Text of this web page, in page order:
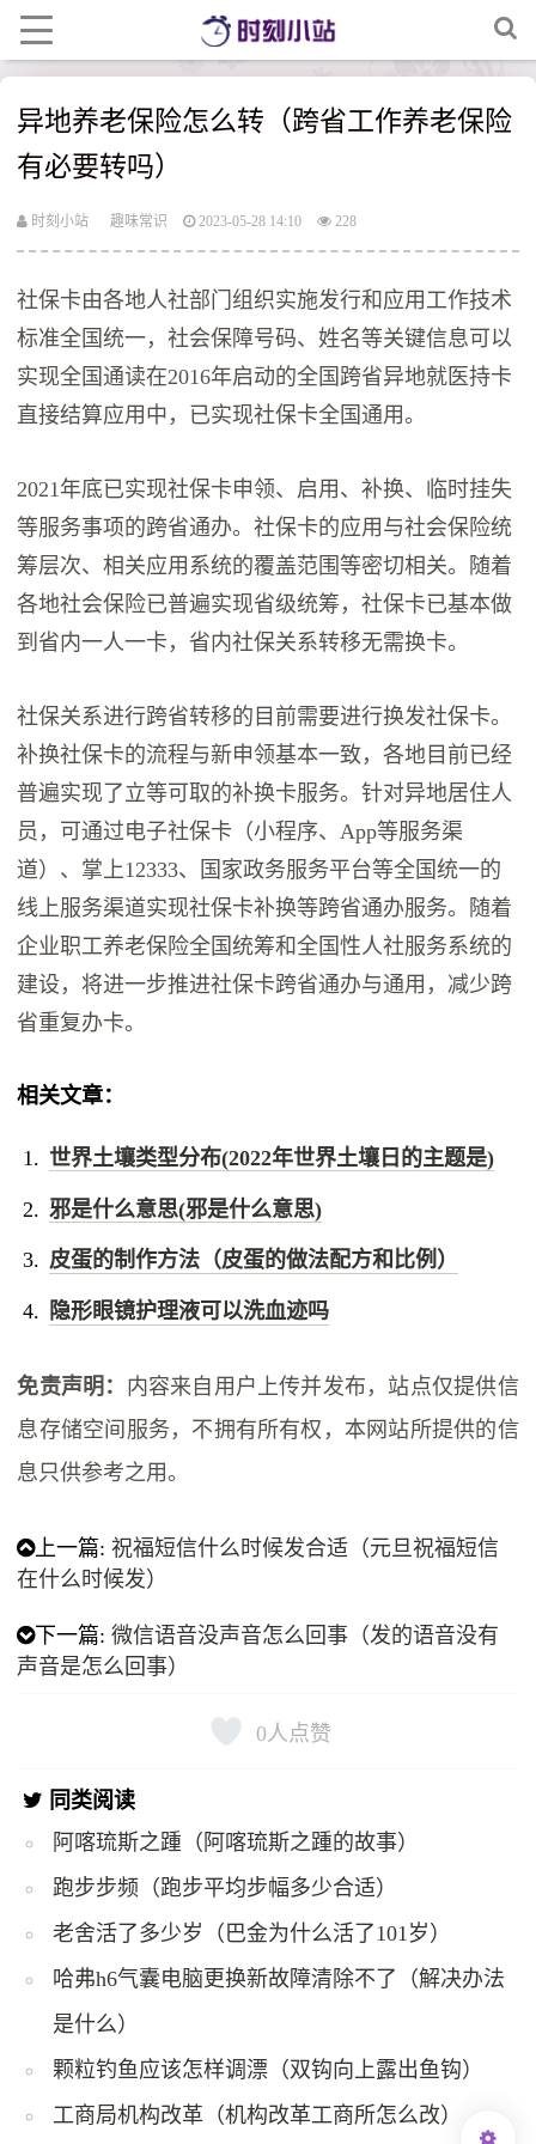
异地养老保险怎么转（跨省工作养老保险
有必要转吗）
时刻小站 趣味常识 2023-05-28 14:10 228
社保卡由各地人社部门组织实施发行和应用工作技术
标准全国统一，社会保障号码、姓名等关键信息可以
实现全国通读在2016年启动的全国跨省异地就医持卡
直接结算应用中，已实现社保卡全国通用。
2021年底已实现社保卡申领、启用、补换、临时挂失
等服务事项的跨省通办。社保卡的应用与社会保险统
筹层次、相关应用系统的覆盖范围等密切相关。随着
各地社会保险已普遍实现省级统筹，社保卡已基本做
到省内一人一卡，省内社保关系转移无需换卡。
社保关系进行跨省转移的目前需要进行换发社保卡。
补换社保卡的流程与新申领基本一致，各地目前已经
普遍实现了立等可取的补换卡服务。针对异地居住人
员，可通过电子社保卡（小程序、App等服务渠
道）、掌上12333、国家政务服务平台等全国统一的
线上服务渠道实现社保卡补换等跨省通办服务。随着
企业职工养老保险全国统筹和全国性人社服务系统的
建设，将进一步推进社保卡跨省通办与通用，减少跨
省重复办卡。
相关文章：
世界土壤类型分布(2022年世界土壤日的主题是)
邪是什么意思(邪是什么意思)
皮蛋的制作方法（皮蛋的做法配方和比例）
隐形眼镜护理液可以洗血迹吗
免责声明： 内容来自用户上传并发布，站点仅提供信
息存储空间服务，不拥有所有权，本网站所提供的信
息只供参考之用。
上一篇:祝福短信什么时候发合适（元旦祝福短信
在什么时候发）
下一篇:微信语音没声音怎么回事（发的语音没有
声音是怎么回事）
0人点赞
同类阅读
阿喀琉斯之踵（阿喀琉斯之踵的故事）
跑步步频（跑步平均步幅多少合适）
老舍活了多少岁（巴金为什么活了101岁）
哈弗h6气囊电脑更换新故障清除不了（解决办法
是什么）
颗粒钓鱼应该怎样调漂（双钩向上露出鱼钩）
工商局机构改革（机构改革工商所怎么改）